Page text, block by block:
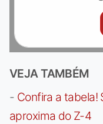
VEJA TAMBÉM
- Confira a tabela!
aproxima do Z-4